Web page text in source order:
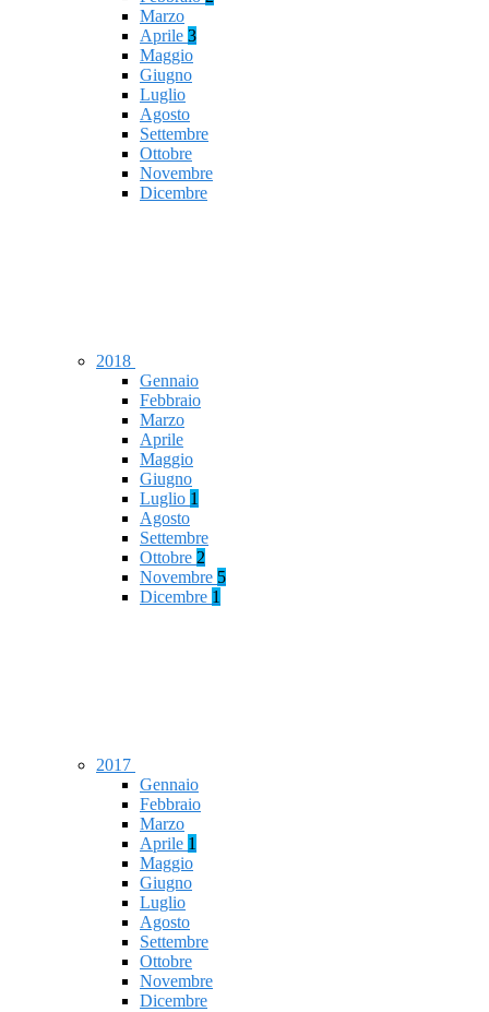
Marzo
Aprile 3
Maggio
Giugno
Luglio
Agosto
Settembre
Ottobre
Novembre
Dicembre
2018
Gennaio
Febbraio
Marzo
Aprile
Maggio
Giugno
Luglio 1
Agosto
Settembre
Ottobre 2
Novembre 5
Dicembre 1
2017
Gennaio
Febbraio
Marzo
Aprile 1
Maggio
Giugno
Luglio
Agosto
Settembre
Ottobre
Novembre
Dicembre